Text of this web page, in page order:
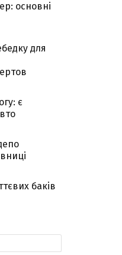
основні
для
є
баків